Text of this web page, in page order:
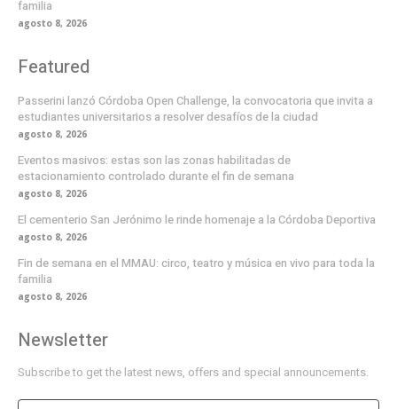
familia
agosto 8, 2026
Featured
Passerini lanzó Córdoba Open Challenge, la convocatoria que invita a
estudiantes universitarios a resolver desafíos de la ciudad
agosto 8, 2026
Eventos masivos: estas son las zonas habilitadas de
estacionamiento controlado durante el fin de semana
agosto 8, 2026
El cementerio San Jerónimo le rinde homenaje a la Córdoba Deportiva
agosto 8, 2026
Fin de semana en el MMAU: circo, teatro y música en vivo para toda la
familia
agosto 8, 2026
Newsletter
Subscribe to get the latest news, offers and special announcements.